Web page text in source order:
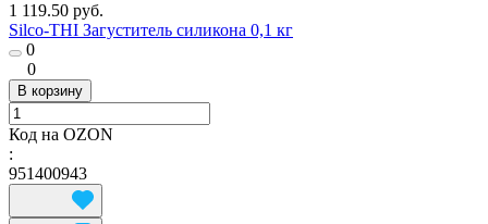
1 119.50 руб.
Silco-THI Загуститель силикона 0,1 кг
0
0
В корзину
Код на OZON
:
951400943